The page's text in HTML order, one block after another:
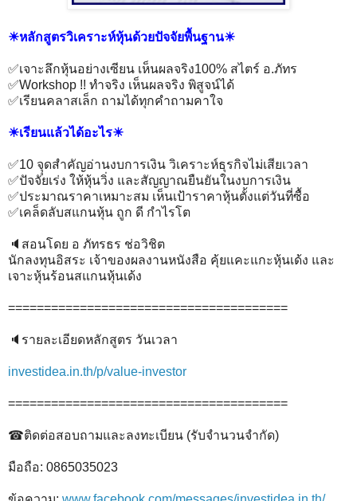
☀หลักสูตรวิเคราะห์หุ้นด้วยปัจจัยพื้นฐาน☀
✅เจาะลึกหุ้นอย่างเซียน เห็นผลจริง100% สไตร์ อ.ภัทร
✅Workshop !! ทำจริง เห็นผลจริง พิสูจน์ได้
✅เรียนคลาสเล็ก ถามได้ทุกคำถามคาใจ
☀เรียนแล้วได้อะไร☀
✅10 จุุดสำคัญอ่านงบการเงิน วิเคราะห์ธุรกิจไม่เสียเวลา
✅ปัจจัยเร่ง ให้หุ้นวิ่ง และสัญญาณยืนยันในงบการเงิน
✅ประมาณราคาเหมาะสม เห็นเป้าราคาหุ้นตั้งแต่วันที่ซื้อ
✅เคล็ดลับสแกนหุ้น ถูก ดี กำไรโต
🔈สอนโดย อ ภัทรธร ช่อวิชิต
นักลงทุนอิสระ เจ้าของผลงานหนังสือ คุ้ยแคะแกะหุ้นเด้ง และ
เจาะหุ้นร้อนสแกนหุ้นเด้ง
=======================================
🔈รายละเอียดหลักสูตร วันเวลา
investidea.in.th/p/value-investor
=======================================
☎ติดต่อสอบถามและลงทะเบียน (รับจำนวนจำกัด)
มือถือ: 0865035023